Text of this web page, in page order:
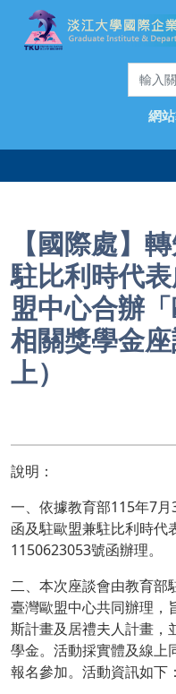
網
【國際處】
駐比利時代
盟中心合辦
相關獎學金
上）
說明：
一、依據教育部115年7
函及駐歐盟兼駐比利時代
1150623053號函辦理。
二、本次座談會由教育部
臺灣歐盟中心共同辦理，
斯計畫及居禮夫人計畫，
學金。活動採實體及線上
報名參加。活動資訊如下：